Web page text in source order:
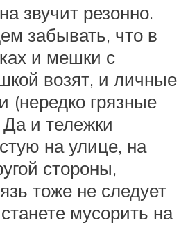
звучит резонно.
забывать, что в
и мешки с
возят, и личные
(нередко грязные
и тележки
на улице, на
стороны,
тоже не следует
мусорить на